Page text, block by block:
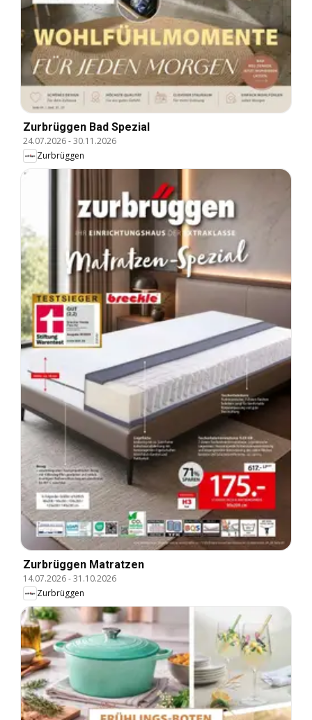
Zurbrüggen Bad Spezial
24.07.2026-30.11.2026
Zurbrüggen
Zurbrüggen Matratzen
14.07.2026-31.10.2026
Zurbrüggen